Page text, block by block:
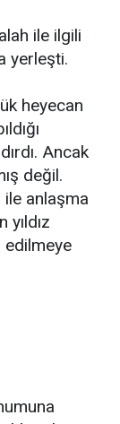
ile ilgili
yerleşti.
heyecan
Ancak
değil.
anlaşma
yıldız
edilmeye